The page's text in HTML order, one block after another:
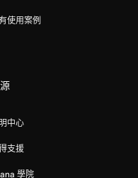
使用案例
中心
支援
學院